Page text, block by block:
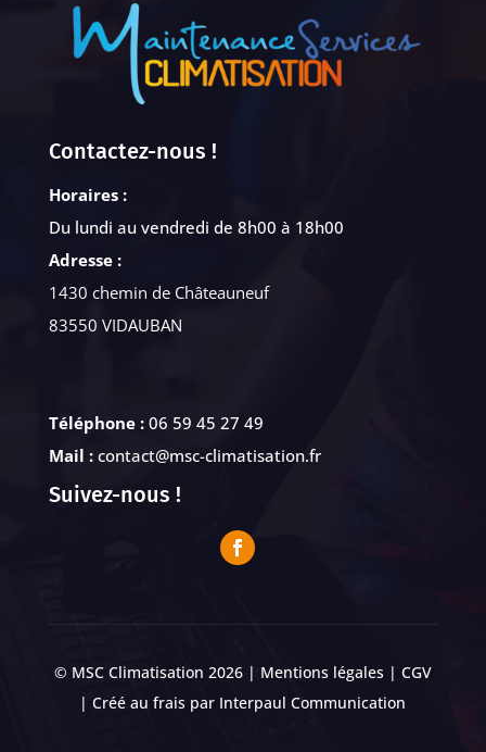
Contactez-nous !
Horaires :
Du lundi au vendredi de 8h00 à 18h00
Adresse :
1430 chemin de Châteauneuf
83550 VIDAUBAN
Téléphone : 06 59 45 27 49
Mail :contact@msc-climatisation.fr
Suivez-nous !
© MSC Climatisation 2026 | Mentions légales| CGV
| Créé au frais par Interpaul Communication